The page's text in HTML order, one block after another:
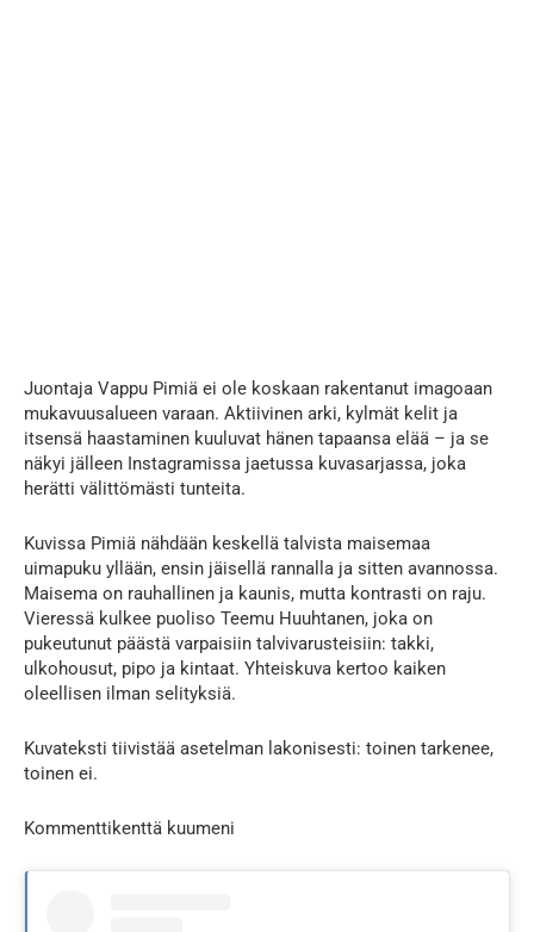
Juontaja Vappu Pimiä ei ole koskaan rakentanut imagoaan
mukavuusalueen varaan. Aktiivinen arki, kylmät kelit ja
itsensä haastaminen kuuluvat hänen tapaansa elää – ja se
näkyi jälleen Instagramissa jaetussa kuvasarjassa, joka
herätti välittömästi tunteita.
Kuvissa Pimiä nähdään keskellä talvista maisemaa
uimapuku yllään, ensin jäisellä rannalla ja sitten avannossa.
Maisema on rauhallinen ja kaunis, mutta kontrasti on raju.
Vieressä kulkee puoliso Teemu Huuhtanen, joka on
pukeutunut päästä varpaisiin talvivarusteisiin: takki,
ulkohousut, pipo ja kintaat. Yhteiskuva kertoo kaiken
oleellisen ilman selityksiä.
Kuvateksti tiivistää asetelman lakonisesti: toinen tarkenee,
toinen ei.
Kommenttikenttä kuumeni